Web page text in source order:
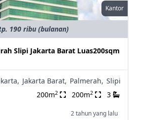
Kantor
190 ribu (bulanan)
Slipi Jakarta Barat Luas200sqm
Jakarta Barat, Palmerah, Slipi
200m2 200m2 3
2 tahun yang lalu